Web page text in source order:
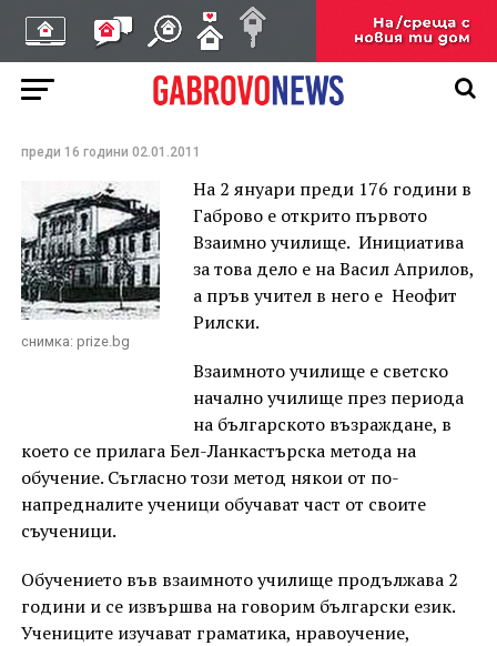
откриването на първото
взаимно училище в
България
преди 16 години 02.01.2011
снимка: prize.bg
На 2 януари преди 176 години в
Габрово е открито първото
Взаимно училище. Инициатива
за това дело е на Васил Априлов,
а пръв учител в него е Неофит
Рилски.
Взаимното училище е светско
начално училище през периода
на българското възраждане, в
което се прилага Бел-Ланкастърска метода на
обучение. Съгласно този метод някои от по-
напредналите ученици обучават част от своите
съученици.
Обучението във взаимното училище продължава 2
години и се извършва на говорим български език.
Учениците изучават граматика, нравоучение,